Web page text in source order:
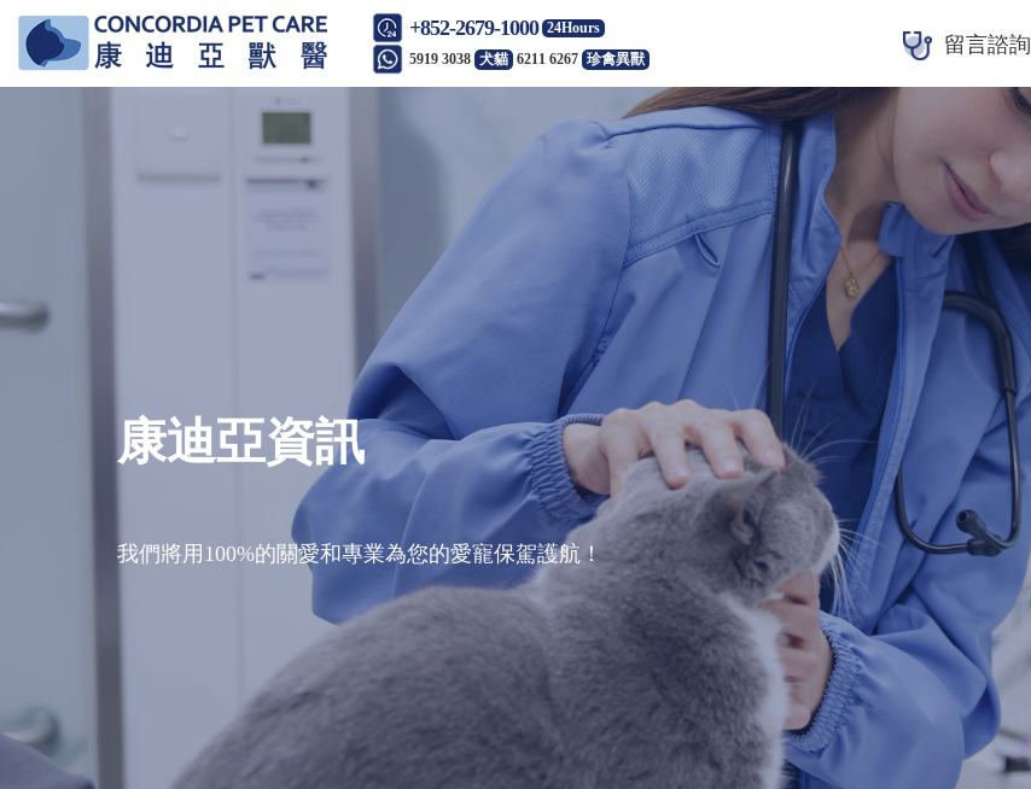
+852-2679-1000 24Hours
5919 3038 犬貓 6211 6267 珍禽異獸
留言諮詢
康迪亞資訊
我們將用100%的關愛和專業為您的愛寵保駕護航！